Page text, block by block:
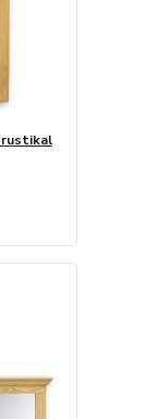
rustikal